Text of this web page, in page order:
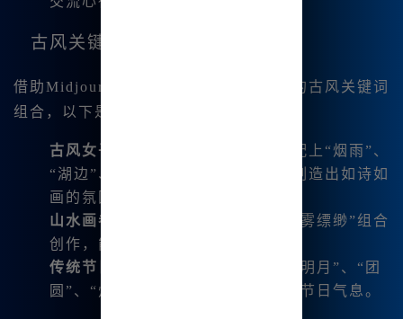
古风关键词的应用实例
借助Midjourney，我时常用到几种常见的古风关键词
组合，以下是我的一些心得：
古风女子
：描绘穿着汉服的女子，配上“烟雨”、
“湖边”、“落花”作为关键词，能够制造出如诗如
画的氛围。
山水画卷
：以“苍山”、“绿水”、“云雾缥缈”组合
创作，能够捕捉自然的灵动之美。
传统节日
：例如，中秋节可以使用“明月”、“团
圆”、“灯笼”等元素，展现出浓厚的节日气息。